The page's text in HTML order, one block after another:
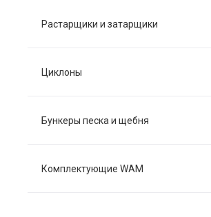
Растарщики и затарщики
Циклоны
Бункеры песка и щебня
Комплектующие WAM